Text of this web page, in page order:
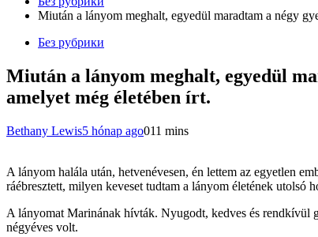
Miután a lányom meghalt, egyedül maradtam a négy
Без рубрики
Miután a lányom meghalt, egyedül
amelyet még életében írt.
Bethany Lewis5 hónap ago011 mins
A lányom halála után, hetvenévesen, én lettem az egyetlen
ráébresztett, milyen keveset tudtam a lányom életének utolsó
A lányomat Marinának hívták. Nyugodt, kedves és rendkívül
négyéves volt.